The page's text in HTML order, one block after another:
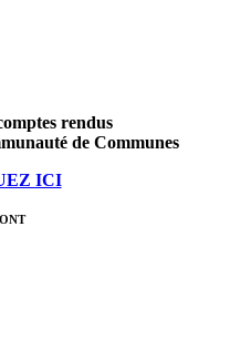
rendus
de Communes
ICI